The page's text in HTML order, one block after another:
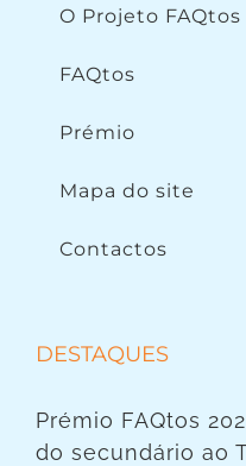
O Projeto FAQtos
FAQtos
Prémio
Mapa do site
Contactos
DESTAQUES
Prémio FAQtos
do secundário ao